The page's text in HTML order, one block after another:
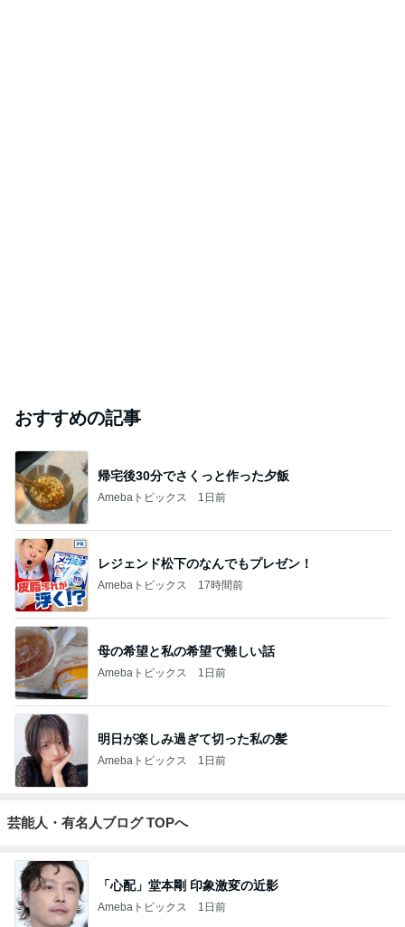
おすすめの記事
帰宅後30分でさくっと作った夕飯
Amebaトピックス 1日前
レジェンド松下のなんでもプレゼン！
Amebaトピックス 17時間前
母の希望と私の希望で難しい話
Amebaトピックス 1日前
明日が楽しみ過ぎて切った私の髪
Amebaトピックス 1日前
芸能人・有名人ブログ TOPへ
「心配」堂本剛 印象激変の近影
Amebaトピックス 1日前